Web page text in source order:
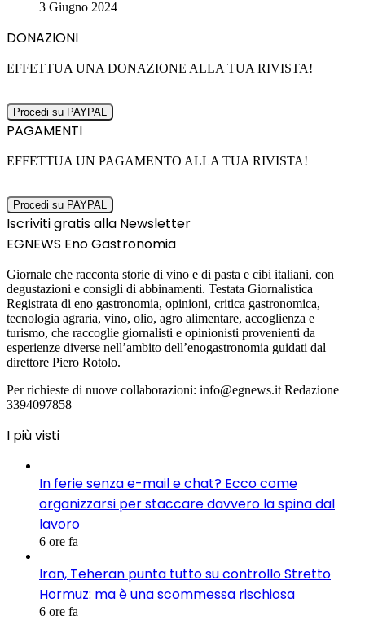
3 Giugno 2024
DONAZIONI
EFFETTUA UNA DONAZIONE ALLA TUA RIVISTA!
PAGAMENTI
EFFETTUA UN PAGAMENTO ALLA TUA RIVISTA!
Iscriviti gratis alla Newsletter
EGNEWS Eno Gastronomia
Giornale che racconta storie di vino e di pasta e cibi italiani, con
degustazioni e consigli di abbinamenti. Testata Giornalistica
Registrata di eno gastronomia, opinioni, critica gastronomica,
tecnologia agraria, vino, olio, agro alimentare, accoglienza e
turismo, che raccoglie giornalisti e opinionisti provenienti da
esperienze diverse nell’ambito dell’enogastronomia guidati dal
direttore Piero Rotolo.
Per richieste di nuove collaborazioni: info@egnews.it Redazione
3394097858
I più visti
In ferie senza e-mail e chat? Ecco come
organizzarsi per staccare davvero la spina dal
lavoro
6 ore fa
Iran, Teheran punta tutto su controllo Stretto
Hormuz: ma è una scommessa rischiosa
6 ore fa